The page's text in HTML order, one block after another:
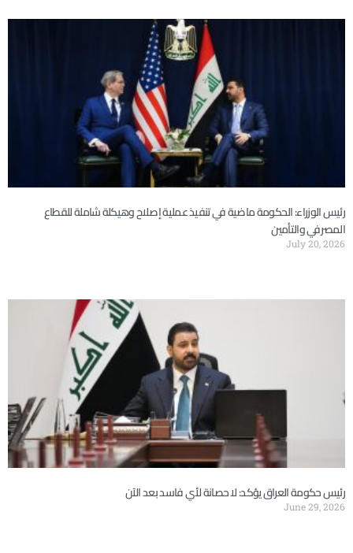
رئيس الوزراء: الحكومة ماضية في تنفيذ عملية إصلاح وهيكلة شاملة للقطاع
المصرفي والتأمين
July 20, 2026
رئيس حكومة العراق يؤكد: لا حصانة لأي فاسد بعد الآن
June 29, 2026